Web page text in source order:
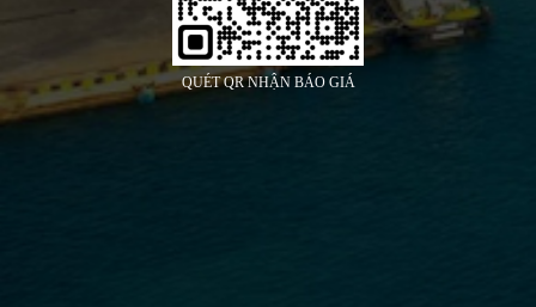
QUÉT QR NHẬN BÁO GIÁ